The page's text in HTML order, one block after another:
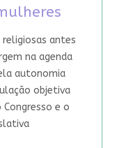
antes
na agenda
autonomia
objetiva
e o